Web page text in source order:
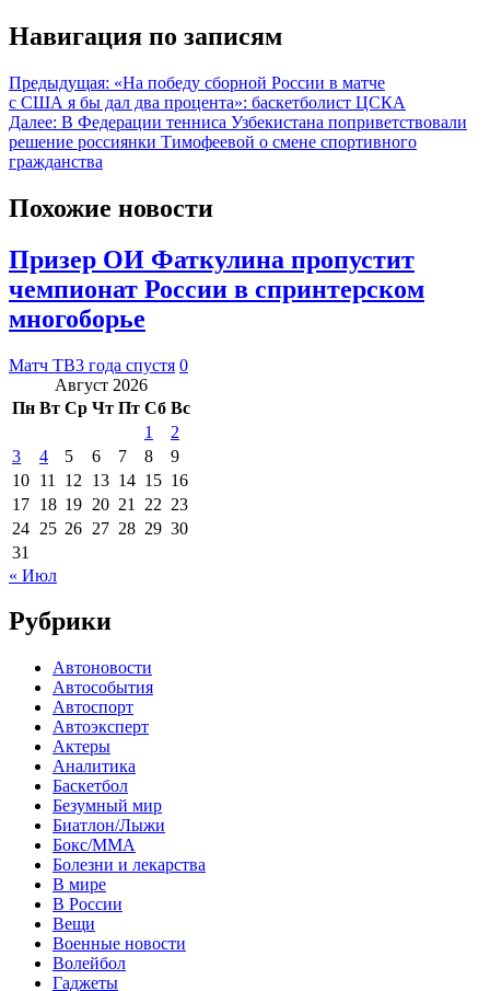
Навигация по записям
Предыдущая: «На победу сборной России в матче
с США я бы дал два процента»: баскетболист ЦСКА
Далее: В Федерации тенниса Узбекистана поприветствовали
решение россиянки Тимофеевой о смене спортивного
гражданства
Похожие новости
Призер ОИ Фаткулина пропустит
чемпионат России в спринтерском
многоборье
Матч ТВ3 года спустя 0
Август 2026
Пн Вт Ср Чт Пт Сб Вс
1
2
3
4 5 6 7 8
9
10 11 12 13 14 15 16
17 18 19 20 21 22 23
24 25 26 27 28 29 30
31
« Июл
Рубрики
Автоновости
Автособытия
Автоспорт
Автоэксперт
Актеры
Аналитика
Баскетбол
Безумный мир
Биатлон/Лыжи
Бокс/MMA
Болезни и лекарства
В мире
В России
Вещи
Военные новости
Волейбол
Гаджеты